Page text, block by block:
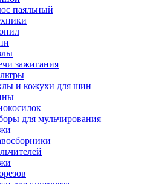
паяльный
зажигания
и кожухи для шин
для мульчирования